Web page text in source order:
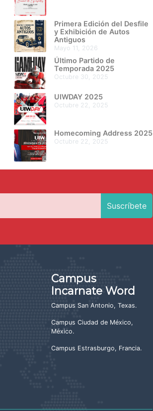
Primera Edición del Desfile
y Exhibición de Autos
Antiguos
mayo 11, 2026
Último Partido de
Temporada 2025
octubre 30, 2025
UIWDAY 2025
octubre 22, 2025
Homecoming Address 2025
octubre 22, 2025
Campus
Incarnate Word
Campus San Antonio, Texas.
Campus Ciudad de México,
México.
Campus Estrasburgo, Francia.